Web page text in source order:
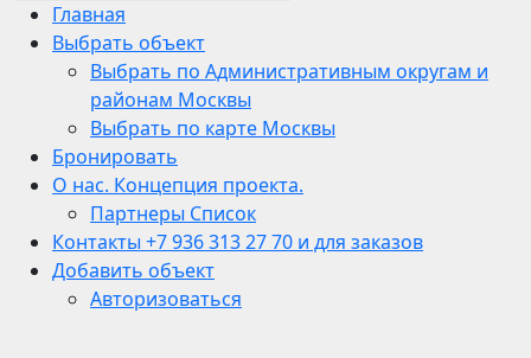
Главная
Выбрать объект
Выбрать по Административным округам и
районам Москвы
Выбрать по карте Москвы
Бронировать
О нас. Концепция проекта.
Партнеры Список
Контакты +7 936 313 27 70 и для заказов
Добавить объект
Авторизоваться